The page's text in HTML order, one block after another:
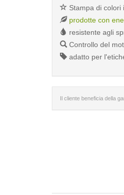
Stampa di colori
prodotte con
resistente agli
Controllo del
adatto per
Il cliente beneficia della